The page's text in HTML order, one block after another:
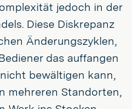
jedoch in der
Diese Diskrepanz
Änderungszyklen,
das auffangen
bewältigen kann,
mehreren Standorten,